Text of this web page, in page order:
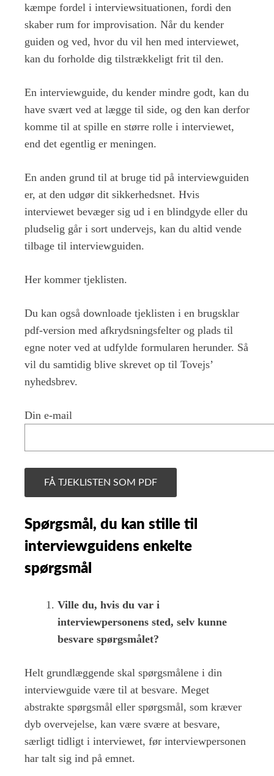
kæmpe fordel i interviewsituationen, fordi den
skaber rum for improvisation. Når du kender
guiden og ved, hvor du vil hen med interviewet,
kan du forholde dig tilstrækkeligt frit til den.
En interviewguide, du kender mindre godt, kan du
have svært ved at lægge til side, og den kan derfor
komme til at spille en større rolle i interviewet,
end det egentlig er meningen.
En anden grund til at bruge tid på interviewguiden
er, at den udgør dit sikkerhedsnet. Hvis
interviewet bevæger sig ud i en blindgyde eller du
pludselig går i sort undervejs, kan du altid vende
tilbage til interviewguiden.
Her kommer tjeklisten.
Du kan også downloade tjeklisten i en brugsklar
pdf-version med afkrydsningsfelter og plads til
egne noter ved at udfylde formularen herunder. Så
vil du samtidig blive skrevet op til Tovejs’
nyhedsbrev.
Din e-mail
Spørgsmål, du kan stille til
interviewguidens enkelte
spørgsmål
Ville du, hvis du var i
interviewpersonens sted, selv kunne
besvare spørgsmålet?
Helt grundlæggende skal spørgsmålene i din
interviewguide være til at besvare. Meget
abstrakte spørgsmål eller spørgsmål, som kræver
dyb overvejelse, kan være svære at besvare,
særligt tidligt i interviewet, før interviewpersonen
har talt sig ind på emnet.